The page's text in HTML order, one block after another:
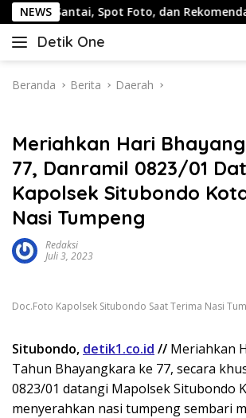
Langsung
ke
konten
NEWS
Spot Foto, dan Rekomendasi Lumpia
Detik One
Tajam
Fakta
Beranda Berita Daerah
Meriahkan Hari
77, Danramil 0823/01
Kapolsek Situbondo
Nasi Tumpeng
Redaksi
Juli 3, 2023
Doc.Foto Kapolsek Situbondo Saat Terima Nasi
Situbondo, detik1.co.id // Meriahkan
Tahun Bhayangkara ke 77, secara
0823/01 datangi Mapolsek Situbondo
menyerahkan nasi tumpeng sembari